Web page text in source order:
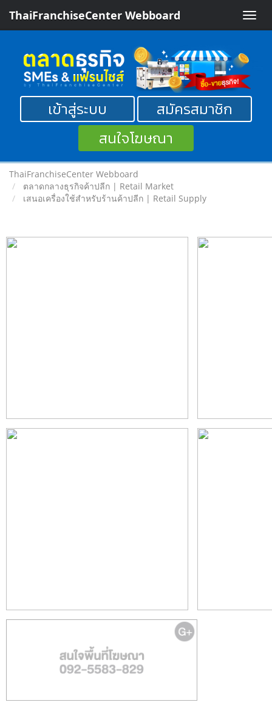
Toggle
ThaiFranchiseCenter Webboard
เข้าสู่ระบบ
สมัครสมาชิก
สนใจโฆษณา
ThaiFranchiseCenter Webboard
ตลาดกลางธุรกิจค้าปลีก | Retail Market
เสนอเครื่องใช้สำหรับร้านค้าปลีก | Retail Supply